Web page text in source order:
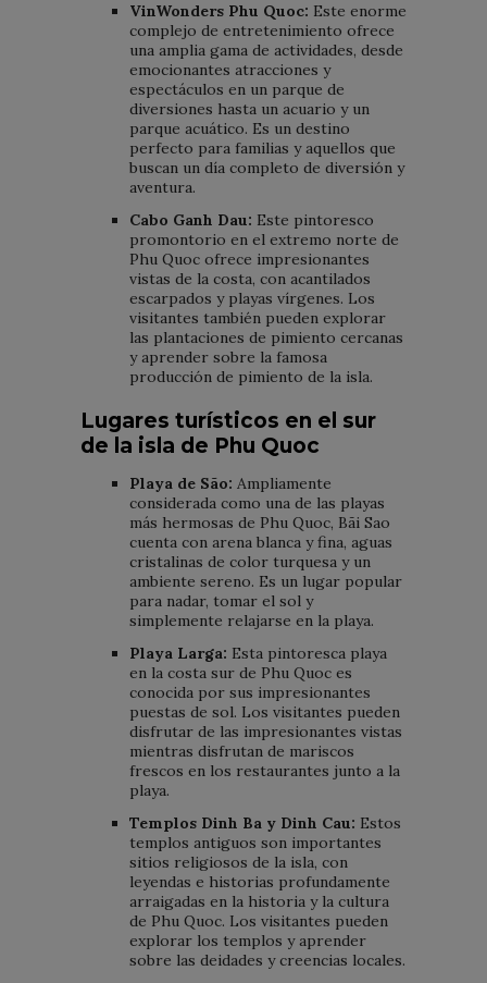
VinWonders Phu Quoc: Este enorme
complejo de entretenimiento ofrece
una amplia gama de actividades, desde
emocionantes atracciones y
espectáculos en un parque de
diversiones hasta un acuario y un
parque acuático. Es un destino
perfecto para familias y aquellos que
buscan un día completo de diversión y
aventura.
Cabo Ganh Dau: Este pintoresco
promontorio en el extremo norte de
Phu Quoc ofrece impresionantes
vistas de la costa, con acantilados
escarpados y playas vírgenes. Los
visitantes también pueden explorar
las plantaciones de pimiento cercanas
y aprender sobre la famosa
producción de pimiento de la isla.
Lugares turísticos en el sur
de la isla de Phu Quoc
Playa de São: Ampliamente
considerada como una de las playas
más hermosas de Phu Quoc, Bãi Sao
cuenta con arena blanca y fina, aguas
cristalinas de color turquesa y un
ambiente sereno. Es un lugar popular
para nadar, tomar el sol y
simplemente relajarse en la playa.
Playa Larga: Esta pintoresca playa
en la costa sur de Phu Quoc es
conocida por sus impresionantes
puestas de sol. Los visitantes pueden
disfrutar de las impresionantes vistas
mientras disfrutan de mariscos
frescos en los restaurantes junto a la
playa.
Templos Dinh Ba y Dinh Cau: Estos
templos antiguos son importantes
sitios religiosos de la isla, con
leyendas e historias profundamente
arraigadas en la historia y la cultura
de Phu Quoc. Los visitantes pueden
explorar los templos y aprender
sobre las deidades y creencias locales.